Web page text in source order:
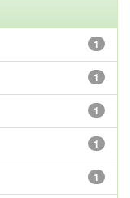
1
1
1
1
1